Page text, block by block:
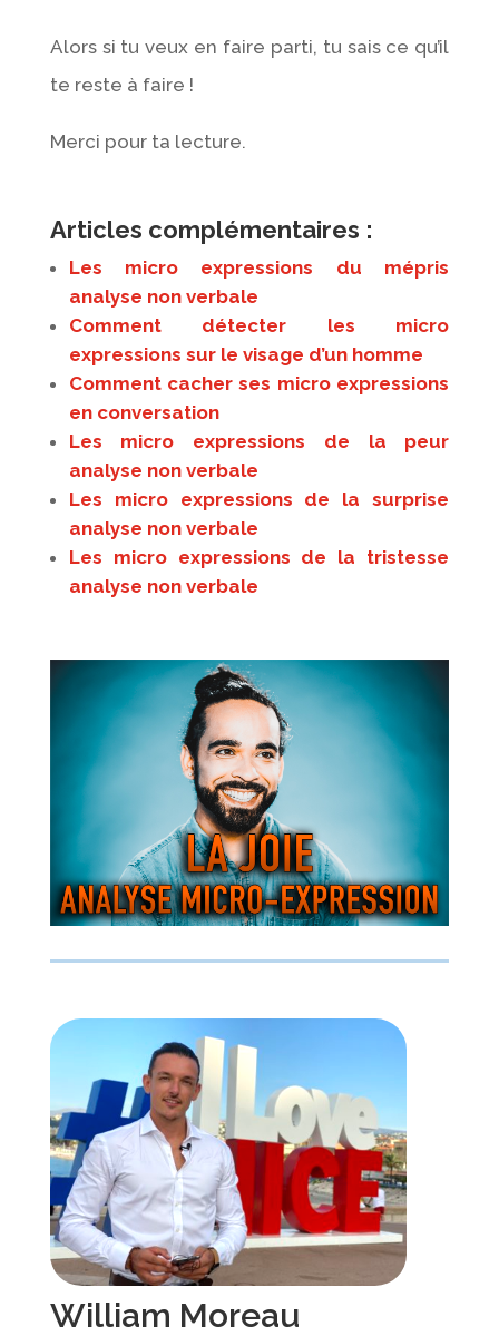
Alors si tu veux en faire parti, tu sais ce qu’il
te reste à faire !
Merci pour ta lecture.
Articles complémentaires :
Les micro expressions du mépris
analyse non verbale
Comment détecter les micro
expressions sur le visage d’un homme
Comment cacher ses micro expressions
en conversation
Les micro expressions de la peur
analyse non verbale
Les micro expressions de la surprise
analyse non verbale
Les micro expressions de la tristesse
analyse non verbale
William Moreau